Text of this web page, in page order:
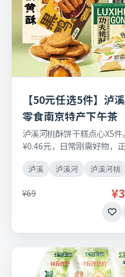
【50元任选5件】泸
零食南京特产下午茶
泸溪河桃酥饼干糕点心X5
¥0.46元，日常刚需好物，
泸溪 泸溪河 泸溪河桃
¥69